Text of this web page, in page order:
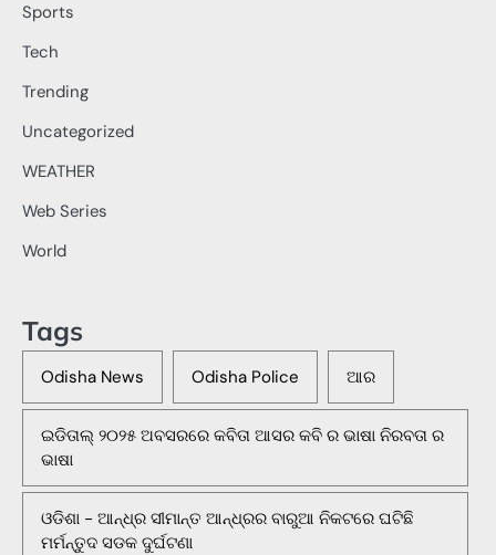
Sports
Tech
Trending
Uncategorized
WEATHER
Web Series
World
Tags
Odisha News Odisha Police ଆର
ଇଡିତାଲ୍ ୨୦୨୫ ଅବସରରେ କବିତା ଆସର କବି ର ଭାଷା ନିରବତା ର
ଭାଷା
ଓଡିଶା - ଆନ୍ଧ୍ର ସୀମାନ୍ତ ଆନ୍ଧ୍ରର ବାରୁଆ ନିକଟରେ ଘଟିଛି
ମର୍ମନ୍ତୁଦ ସଡକ ଦୁର୍ଘଟଣା